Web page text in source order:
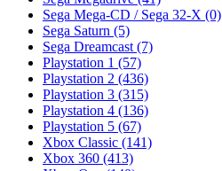
Sega Mega-CD / Sega 32-X (0)
Sega Saturn (5)
Sega Dreamcast (7)
Playstation 1 (57)
Playstation 2 (436)
Playstation 3 (315)
Playstation 4 (136)
Playstation 5 (67)
Xbox Classic (141)
Xbox 360 (413)